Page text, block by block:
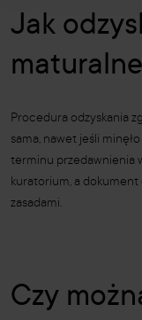
Jak
Procedura odzyskania
sama, nawet jeśli
terminu przedawnienia
kuratorium, a
zasadami.
Czy